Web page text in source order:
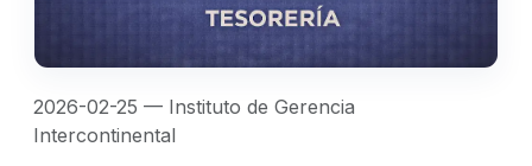
2026-02-25 — Instituto de Gerencia
Intercontinental